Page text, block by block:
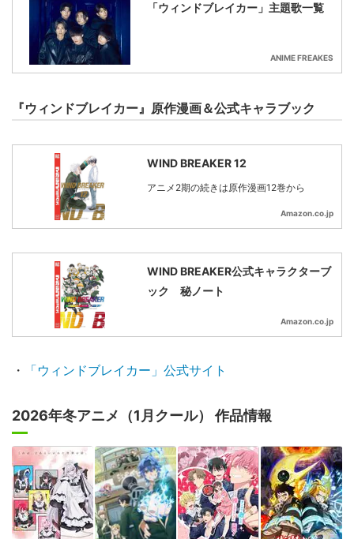
「ウィンドブレイカー」主題歌一覧
ANIME FREAKES
『ウィンドブレイカー』原作漫画＆公式キャラブック
WIND BREAKER 12
アニメ2期の続きは原作漫画12巻から
Amazon.co.jp
WIND BREAKER公式キャラクターブ
ック 秘ノート
Amazon.co.jp
・ 「ウィンドブレイカー」公式サイト
2026年冬アニメ（1月クール） 作品情報